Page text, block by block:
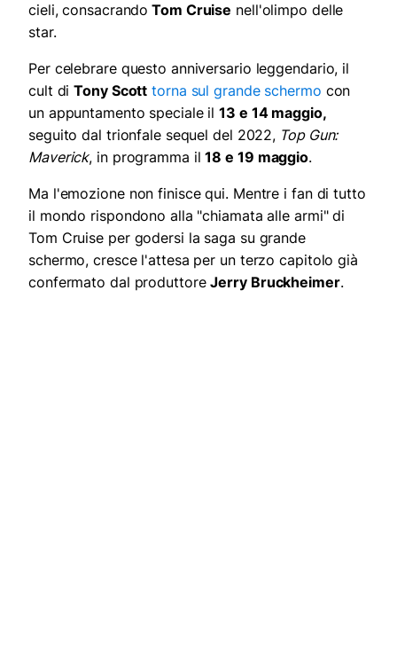
cieli, consacrando Tom Cruise nell'olimpo delle
star.
Per celebrare questo anniversario leggendario, il
cult diTony Scott torna sul grande schermo con
un appuntamento speciale il13 e 14 maggio,
seguito dal trionfale sequel del 2022, Top Gun:
Maverick, in programma il18 e 19 maggio.
Ma l'emozione non finisce qui. Mentre i fan di tutto
il mondo rispondono alla "chiamata alle armi" di
Tom Cruise per godersi la saga su grande
schermo, cresce l'attesa per un terzo capitolo già
confermato dal produttoreJerry Bruckheimer.